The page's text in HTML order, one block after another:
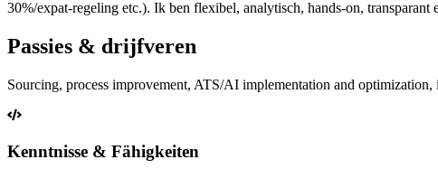
30%/expat-regeling etc.). Ik ben flexibel, analytisch, hands-on,
Passies & drijfveren
Sourcing, process improvement, ATS/AI implementation and optimization,
Kenntnisse & Fähigkeiten